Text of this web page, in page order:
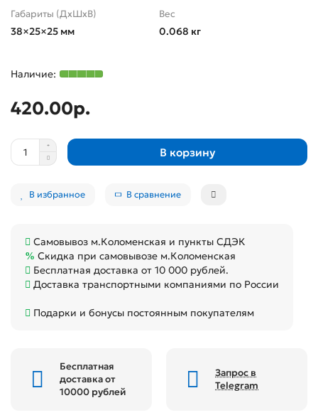
Габариты (ДхШхВ)
38×25×25 мм
Вес
0.068 кг
420.00р.
В корзину
В избранное В сравнение
Самовывоз м.Коломенская и пункты СДЭК
Скидка при самовывозе м.Коломенская
Бесплатная доставка от 10 000 рублей.
Доставка транспортными компаниями по России
Подарки и бонусы постоянным покупателям
Бесплатная
доставка от
10000 рублей
Запрос в
Telegram